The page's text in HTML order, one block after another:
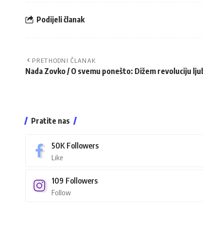
Podijeli članak
PRETHODNI ČLANAK
Nada Zovko / O svemu ponešto: Dižem revoluciju
Pratite nas
50K Followers
Like
109 Followers
Follow